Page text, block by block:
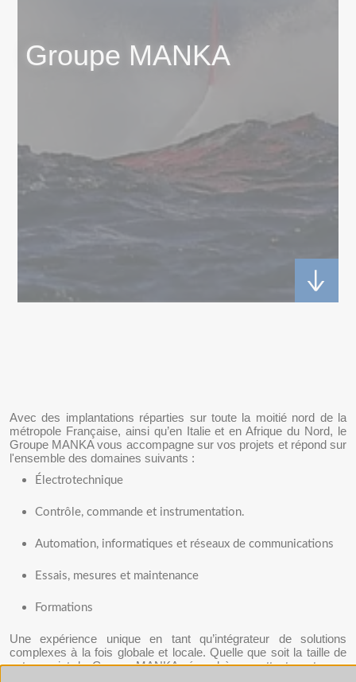
Groupe MANKA
Avec des implantations réparties sur toute la moitié nord de la
métropole Française, ainsi qu’en Italie et en Afrique du Nord, le
Groupe MANKA vous accompagne sur vos projets et répond sur
l'ensemble des domaines suivants :
Électrotechnique
Contrôle, commande et instrumentation.
Automation, informatiques et réseaux de communications
Essais, mesures et maintenance
Formations
Une expérience unique en tant qu’intégrateur de solutions
complexes à la fois globale et locale. Quelle que soit la taille de
votre projet, le Groupe MANKA répond à vos attentes et vous